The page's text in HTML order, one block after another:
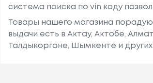
система поиска по vin коду
Товары нашего магазина
выдачи есть в Актау, Актобе,
Талдыкоргане, Шымкенте и других